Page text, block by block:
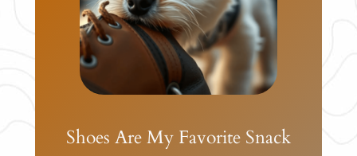
Shoes Are My Favorite Snack